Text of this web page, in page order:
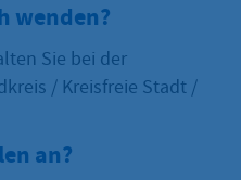
wenden?
Sie bei der
/ Kreisfreie Stadt /
an?